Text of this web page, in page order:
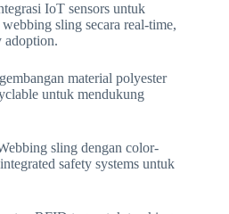
IoT sensors untuk
sling secara real-time,
adoption.
material polyester
untuk mendukung
sling dengan color-
safety systems untuk